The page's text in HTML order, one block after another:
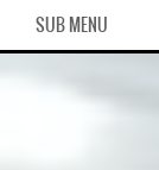
SUB MENU